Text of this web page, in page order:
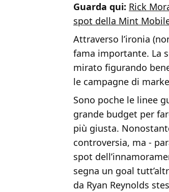
Guarda qui: Rick
spot della Mint
Attraverso l’ironia
fama importante. La
mirato figurando
le campagne di
Sono poche le linee
grande budget per
più giusta.
controversia, ma -
spot
segna un goal
da Ryan Reynolds